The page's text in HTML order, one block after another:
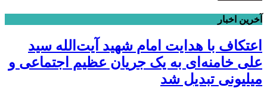
آخرین اخبار
اعتکاف با هدایت امام شهید آیت‌الله سید
علی خامنه‌ای به یک جریان عظیم اجتماعی و
میلیونی تبدیل شد